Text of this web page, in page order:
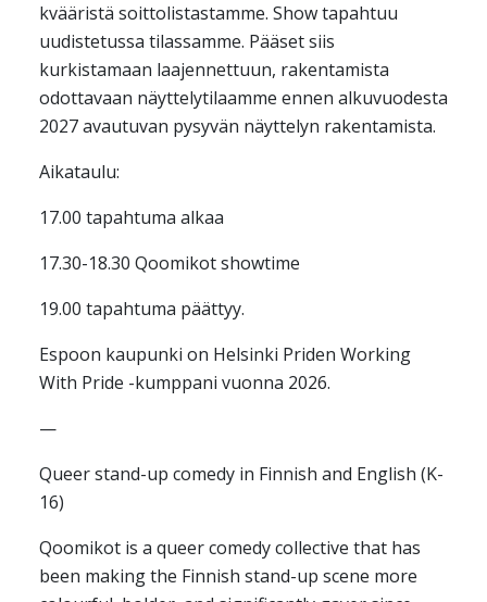
kvääristä soittolistastamme. Show tapahtuu
uudistetussa tilassamme. Pääset siis
kurkistamaan laajennettuun, rakentamista
odottavaan näyttelytilaamme ennen alkuvuodesta
2027 avautuvan pysyvän näyttelyn rakentamista.
Aikataulu:
17.00 tapahtuma alkaa
17.30-18.30 Qoomikot showtime
19.00 tapahtuma päättyy.
Espoon kaupunki on Helsinki Priden Working
With Pride -kumppani vuonna 2026.
—
Queer stand-up comedy in Finnish and English (K-
16)
Qoomikot is a queer comedy collective that has
been making the Finnish stand-up scene more